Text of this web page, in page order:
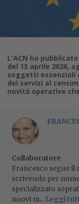
L'ACN ha
del 13 aprile 2026,
soggetti essenziali
dei servizi al
novità operative
Collaboratore
Francesco segue il
scrivendo per
specializzato
nuovi m... Leggi